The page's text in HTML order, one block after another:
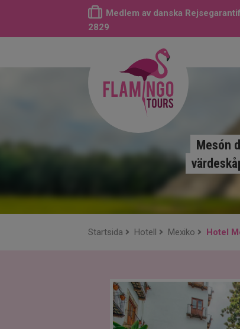
Medlem av danska
2829
Mesón
Startsida Hotell Mexiko Hotel